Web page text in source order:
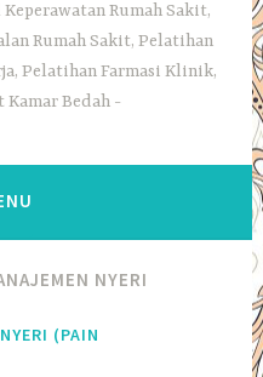
Rumah Sakit,
Rumah Sakit, Pelatihan
Pelatihan Farmasi Klinik,
Kamar Bedah
NYERI
(PAIN